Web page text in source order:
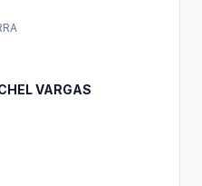
VARGAS